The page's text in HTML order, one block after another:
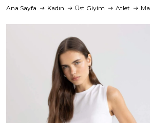
Ana Sayfa Kadın Üst Giyim Atlet